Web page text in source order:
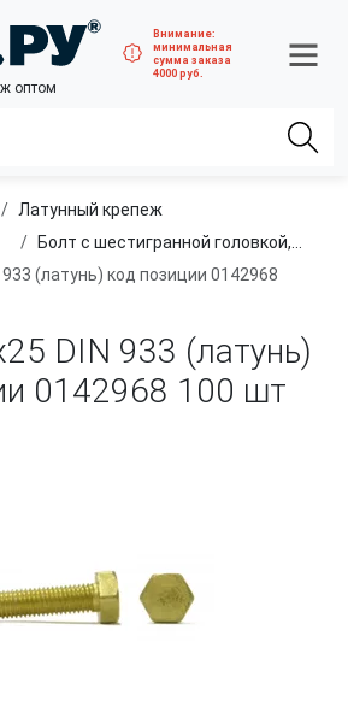
оптом
Внимание:
минимальная
сумма заказа
4000 руб.
латунный крепеж
Болт с шестигранной головкой, из латуни
(латунь) код позиции 0142968
DIN 933 (латунь)
0142968 100 шт